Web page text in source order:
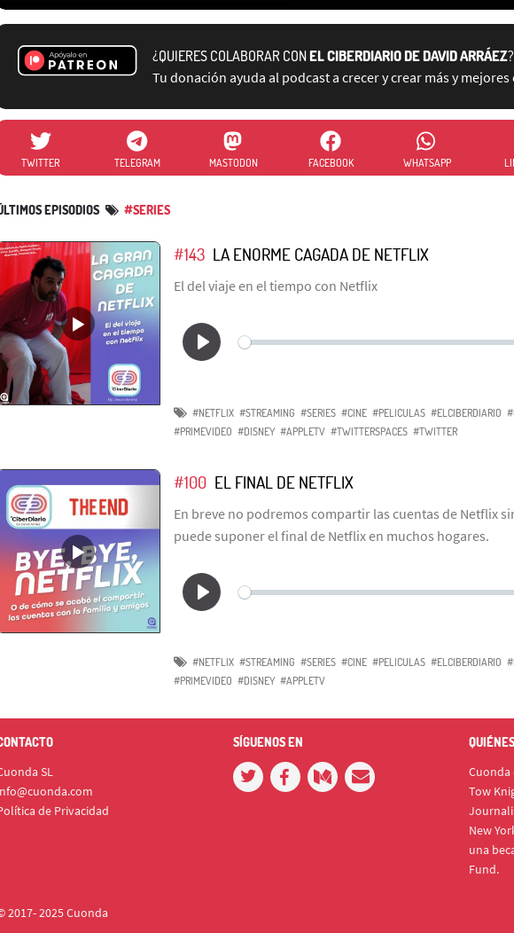
¿QUIERES COLABORAR CONEL CIBERDIARIO DE DAVID ARRÁEZ?
Tu donación ayuda al podcast a crecer y crear más y
TWITTER TELEGRAM MASTODON FACEBOOK WHATSAPP
EPISODIOS #SERIES
#143 LA ENORME CAGADA DE NETFLIX
El del viaje en el tiempo con Netflix
#NETFLIX #STREAMING #SERIES #CINE #PELICULAS #ELCIBERDIARIO
#PRIMEVIDEO #DISNEY #APPLETV #TWITTERSPACES #TWITTER
#100 EL FINAL DE NETFLIX
En breve no podremos compartir las cuentas de Netflix
puede suponer el final de Netflix en muchos hogares.
#NETFLIX #STREAMING #SERIES #CINE #PELICULAS #ELCIBERDIARIO
#PRIMEVIDEO #DISNEY #APPLETV
SL
de Privacidad
SÍGUENOS EN
Cuonda
Tow
New
una
Fund.
2017- 2025 Cuonda